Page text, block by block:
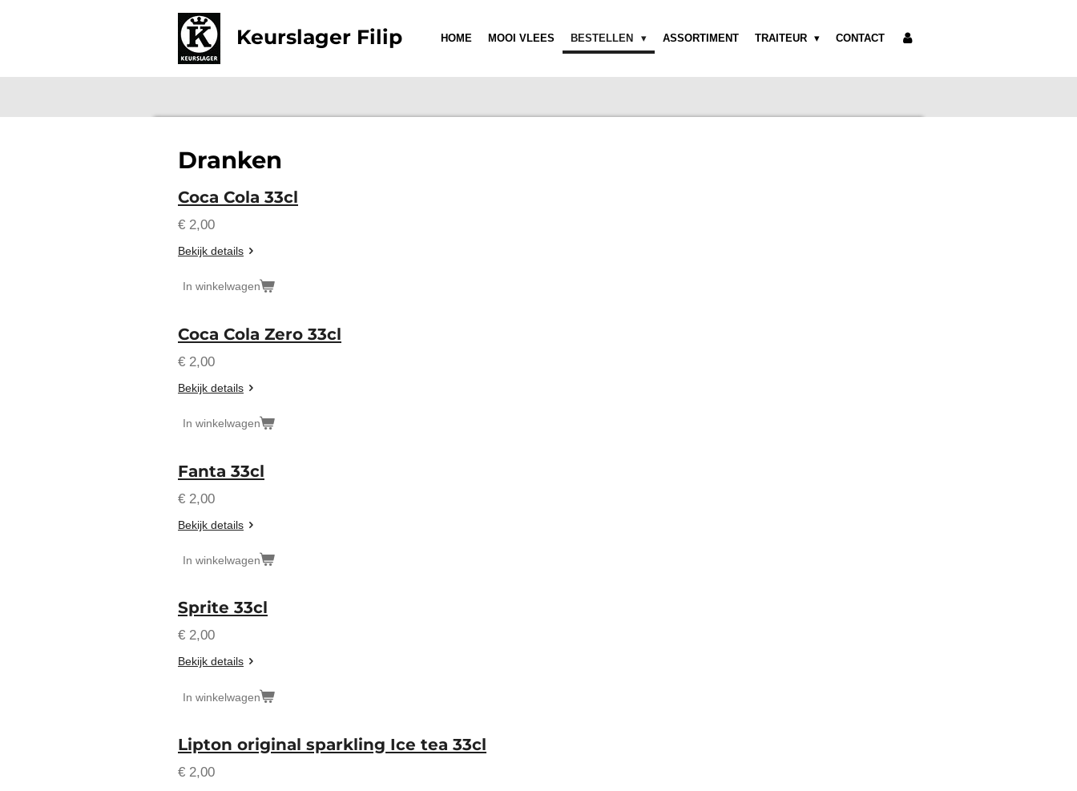
Keurslager Filip HOME MOOI VLEES BESTELLEN ASSORTIMENT TRAITEUR CONTACT
Dranken
Coca Cola 33cl
€ 2,00
Bekijk details
In winkelwagen
Coca Cola Zero 33cl
€ 2,00
Bekijk details
In winkelwagen
Fanta 33cl
€ 2,00
Bekijk details
In winkelwagen
Sprite 33cl
€ 2,00
Bekijk details
In winkelwagen
Lipton original sparkling Ice tea 33cl
€ 2,00